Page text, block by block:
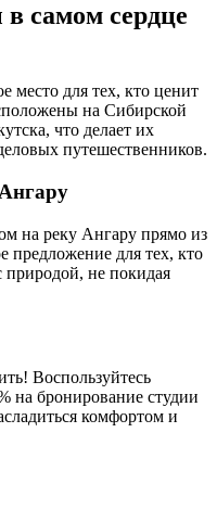
самом сердце
место для тех, кто ценит
на Сибирской
что делает их
путешественников.
на реку Ангару прямо из
предложение для тех, кто
природой, не покидая
Воспользуйтесь
на бронирование студии
комфортом и